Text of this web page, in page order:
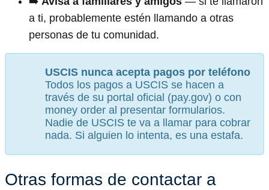
a ti, probablemente estén llamando a otras
personas de tu comunidad.
USCIS nunca acepta pagos por teléfono
Todos los pagos a USCIS se hacen a
través de su portal oficial (pay.gov) o con
money order al presentar formularios.
Nadie de USCIS te va a llamar para cobrar
nada. Si alguien lo intenta, es una estafa.
Otras formas de contactar a